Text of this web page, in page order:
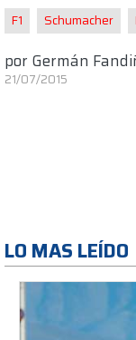
F1 Schumacher
por Germán
21/07/2015
LO MAS LEÍDO